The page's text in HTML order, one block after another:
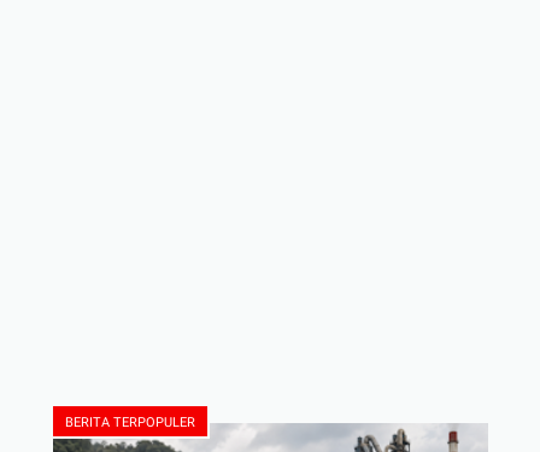
BERITA TERPOPULER